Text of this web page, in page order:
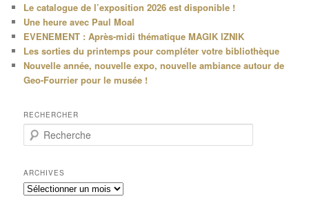
Le catalogue de l’exposition 2026 est disponible !
Une heure avec Paul Moal
EVENEMENT : Après-midi thématique MAGIK IZNIK
Les sorties du printemps pour compléter votre bibliothèque
Nouvelle année, nouvelle expo, nouvelle ambiance autour de
Geo-Fourrier pour le musée !
RECHERCHER
e
h
e
r
ARCHIVES
Archives